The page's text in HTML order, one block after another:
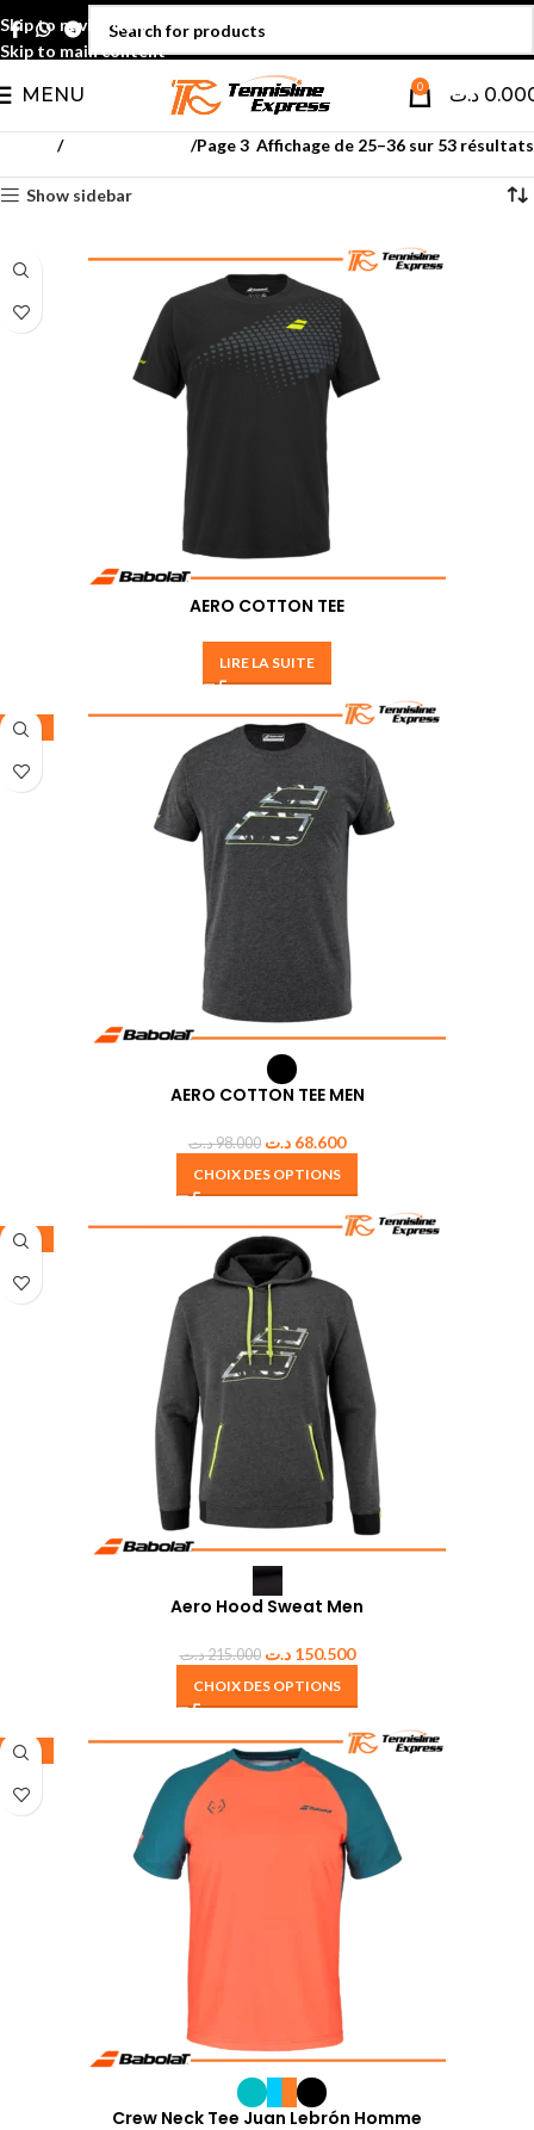
Skip to navigation
Skip to main content
MENU 0 د.ت
Textile hommes Page 3 Affichage de 25–36 sur 53 résultats
Show sidebar
AERO COTTON TEE
LIRE LA SUITE
-30%
AERO COTTON TEE MEN
98.000د.ت 68.600 د.ت
CHOIX DES OPTIONS
-30%
Aero Hood Sweat Men
215.000د.ت 150.500 د.ت
CHOIX DES OPTIONS
-25%
Crew Neck Tee Juan Lebrón Homme